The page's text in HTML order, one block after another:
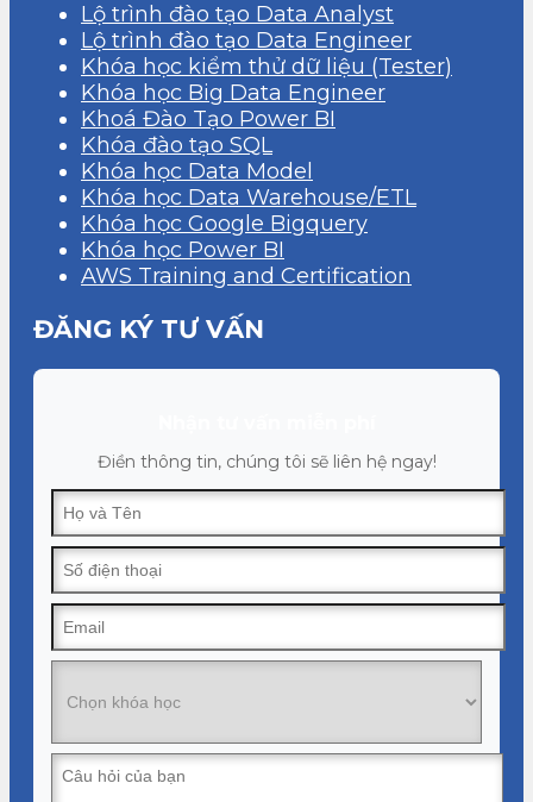
Lộ trình đào tạo Data Analyst
Lộ trình đào tạo Data Engineer
Khóa học kiểm thử dữ liệu (Tester)
Khóa học Big Data Engineer
Khoá Đào Tạo Power BI
Khóa đào tạo SQL
Khóa học Data Model
Khóa học Data Warehouse/ETL
Khóa học Google Bigquery
Khóa học Power BI
AWS Training and Certification
ĐĂNG KÝ TƯ VẤN
Điền thông tin, chúng tôi sẽ liên hệ ngay!